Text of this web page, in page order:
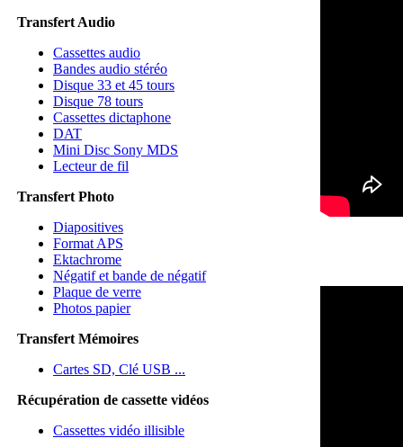
Transfert Audio
Cassettes audio
Bandes audio stéréo
Disque 33 et 45 tours
Disque 78 tours
Cassettes dictaphone
DAT
Mini Disc Sony MDS
Lecteur de fil
Transfert Photo
Diapositives
Format APS
Ektachrome
Négatif et bande de négatif
Plaque de verre
Photos papier
Transfert Mémoires
Cartes SD, Clé USB ...
Récupération de cassette vidéos
Cassettes vidéo illisible